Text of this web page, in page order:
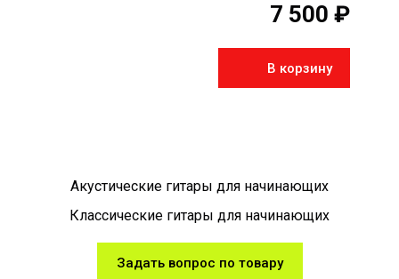
7 500 ₽
В корзину
Акустические гитары для начинающих
Классические гитары для начинающих
Задать вопрос по товару